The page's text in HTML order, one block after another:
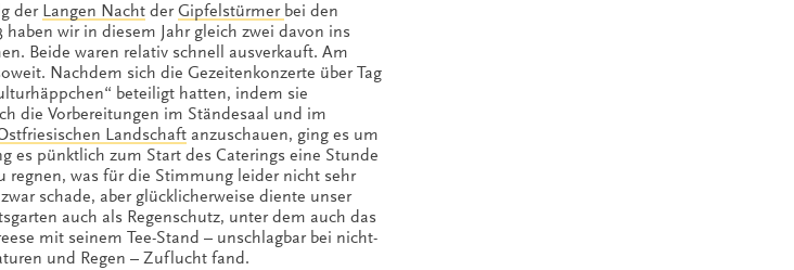
der Langen Nacht derGipfelstürmer bei den
haben wir in diesem Jahr gleich zwei davon ins
Beide waren relativ schnell ausverkauft. Am
Nachdem sich die Gezeitenkonzerte über Tag
beteiligt hatten, indem sie
die Vorbereitungen im Ständesaal und im
Landschaft anzuschauen, ging es um
es pünktlich zum Start des Caterings eine Stunde
regnen, was für die Stimmung leider nicht sehr
schade, aber glücklicherweise diente unser
auch als Regenschutz, unter dem auch das
mit seinem Tee-Stand – unschlagbar bei nicht-
und Regen – Zuflucht fand.